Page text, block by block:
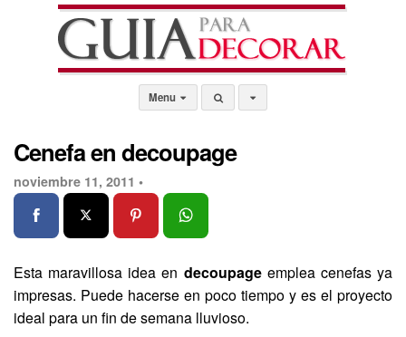
Menu
Cenefa en decoupage
noviembre 11, 2011 •
Esta maravillosa idea en decoupageemplea cenefas ya
impresas. Puede hacerse en poco tiempo y es el proyecto
ideal para un fin de semana lluvioso.